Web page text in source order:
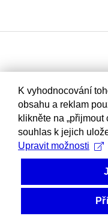
K vyhodnocování
obsahu a reklam
klikněte na
souhlas k jejich
Upravit možnosti